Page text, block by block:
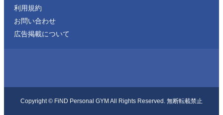
利用規約
お問い合わせ
広告掲載について
Copyright ©︎ FiND Personal GYM All Rights Reserved. 無断転載禁止